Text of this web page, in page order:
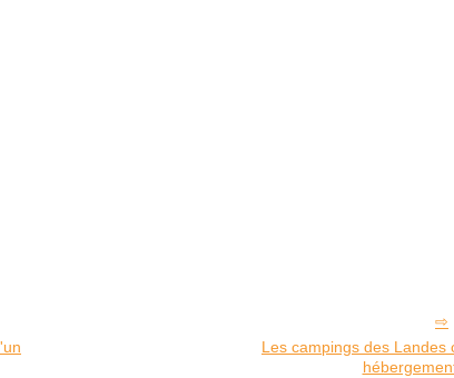
Les campings des Landes